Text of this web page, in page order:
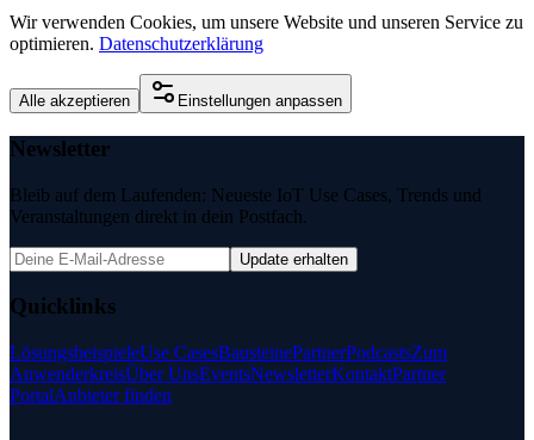
Wir verwenden Cookies, um unsere Website und unseren Service zu
optimieren. Datenschutzerklärung
Alle akzeptieren Einstellungen anpassen
Newsletter
Bleib auf dem Laufenden: Neueste IoT Use Cases, Trends und
Veranstaltungen direkt in dein Postfach.
Update erhalten
Quicklinks
LösungsbeispieleUse CasesBausteinePartnerPodcastsZum
AnwenderkreisÜber UnsEventsNewsletterKontaktPartner
PortalAnbieter finden